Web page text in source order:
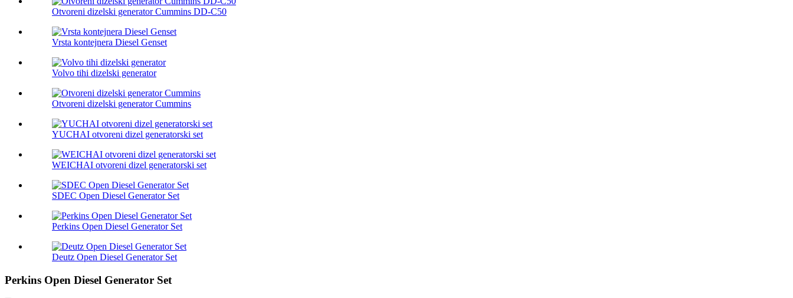
Otvoreni dizelski generator Cummins DD-C50
Vrsta kontejnera Diesel Genset
Volvo tihi dizelski generator
Otvoreni dizelski generator Cummins
YUCHAI otvoreni dizel generatorski set
WEICHAI otvoreni dizel generatorski set
SDEC Open Diesel Generator Set
Perkins Open Diesel Generator Set
Deutz Open Diesel Generator Set
Perkins Open Diesel Generator Set